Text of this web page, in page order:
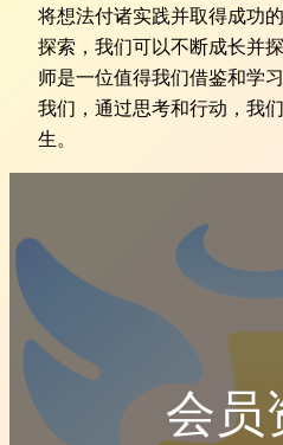
将想法付诸实践并取得成功
探索，我们可以不断成长并
师是一位值得我们借鉴和学
我们，通过思考和行动，我
生。
会员